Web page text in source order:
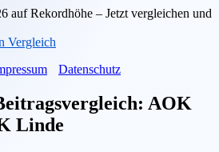
auf Rekordhöhe – Jetzt vergleichen und
Vergleich
Datenschutz
AOK
Linde